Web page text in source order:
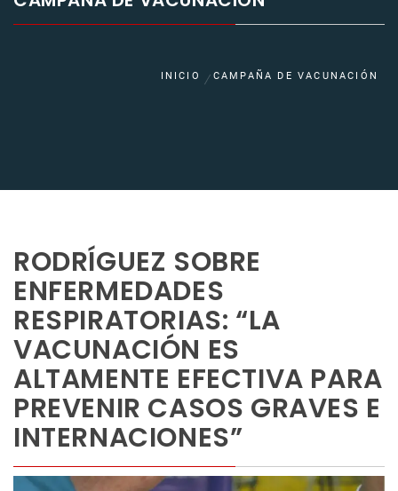
INICIO CAMPAÑA DE VACUNACIÓN
RODRÍGUEZ SOBRE
ENFERMEDADES
RESPIRATORIAS: “LA
VACUNACIÓN ES
ALTAMENTE EFECTIVA PARA
PREVENIR CASOS GRAVES E
INTERNACIONES”